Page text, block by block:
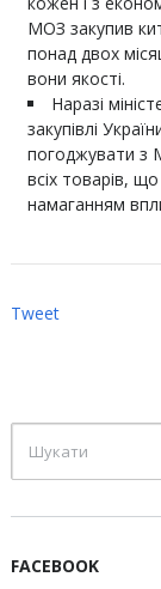
МОЗ закупив
понад двох
вони якості.
Наразі
закупівлі
погоджувати з
всіх товарів,
намаганням
Tweet
FACEBOOK